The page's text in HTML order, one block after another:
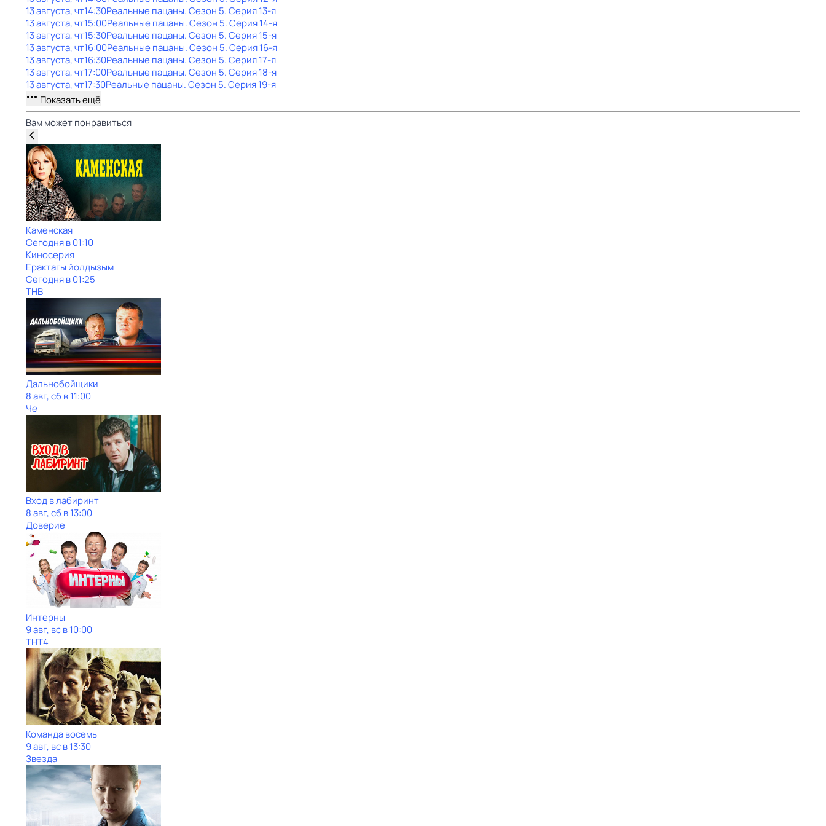
13 августа, чт14:30Реальные пацаны. Сезон 5. Серия 13-я
13 августа, чт15:00Реальные пацаны. Сезон 5. Серия 14-я
13 августа, чт15:30Реальные пацаны. Сезон 5. Серия 15-я
13 августа, чт16:00Реальные пацаны. Сезон 5. Серия 16-я
13 августа, чт16:30Реальные пацаны. Сезон 5. Серия 17-я
13 августа, чт17:00Реальные пацаны. Сезон 5. Серия 18-я
13 августа, чт17:30Реальные пацаны. Сезон 5. Серия 19-я
Показать ещё
Вам может понравиться
Каменская
Сегодня в 01:10
Киносерия
Ерактагы йолдызым
Сегодня в 01:25
ТНВ
Дальнобойщики
8 авг, сб в 11:00
Че
Вход в лабиринт
8 авг, сб в 13:00
Доверие
Интерны
9 авг, вс в 10:00
ТНТ4
Команда восемь
9 авг, вс в 13:30
Звезда